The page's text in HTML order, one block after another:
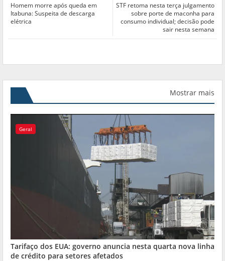
STF retoma nesta terça julgamento
sobre porte de maconha para
consumo individual; decisão pode
sair nesta semana
Homem morre após queda em
Itabuna: Suspeita de descarga
elétrica
Mostrar mais
Geral
Tarifaço dos EUA: governo anuncia nesta quarta nova linha
de crédito para setores afetados